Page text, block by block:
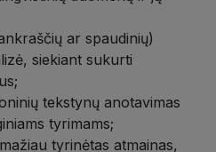
ar spaudinių)
siekiant sukurti
tekstynų anotavimas
tyrimams;
tyrinėtas atmainas,